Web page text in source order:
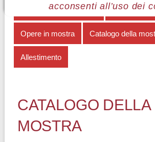
acconsenti all’uso dei
Immagini del femminile Note
Opere in mostra Catalogo della
Allestimento
CATALOGO DELLA
MOSTRA